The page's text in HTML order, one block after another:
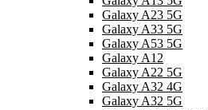
Galaxy A23 5G
Galaxy A33 5G
Galaxy A53 5G
Galaxy A12
Galaxy A22 5G
Galaxy A32 4G
Galaxy A32 5G